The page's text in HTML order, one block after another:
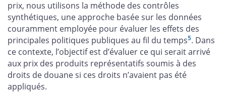
prix, nous utilisons la méthode des contrôles
synthétiques, une approche basée sur les données
couramment employée pour évaluer les effets des
principales politiques publiques au fil du temps5. Dans
ce contexte, l’objectif est d’évaluer ce qui serait arrivé
aux prix des produits représentatifs soumis à des
droits de douane si ces droits n’avaient pas été
appliqués.